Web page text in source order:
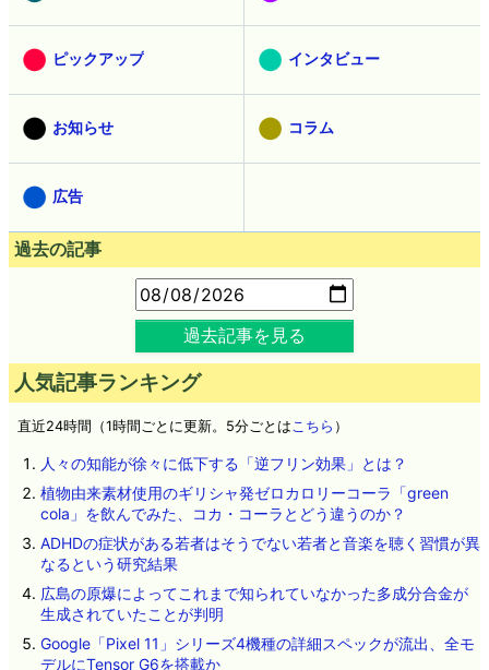
ピックアップ インタビュー
お知らせ コラム
広告
過去の記事
過去記事を見る
人気記事ランキング
直近24時間（1時間ごとに更新。5分ごとは こちら ）
人々の知能が徐々に低下する「逆フリン効果」とは？
植物由来素材使用のギリシャ発ゼロカロリーコーラ「green
cola」を飲んでみた、コカ・コーラとどう違うのか？
ADHDの症状がある若者はそうでない若者と音楽を聴く習慣が異
なるという研究結果
広島の原爆によってこれまで知られていなかった多成分合金が
生成されていたことが判明
Google「Pixel 11」シリーズ4機種の詳細スペックが流出、全モ
デルにTensor G6を搭載か